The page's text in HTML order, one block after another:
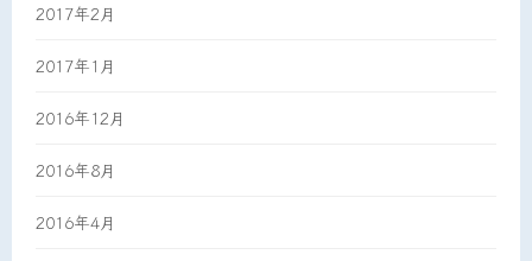
2017年2月
2017年1月
2016年12月
2016年8月
2016年4月